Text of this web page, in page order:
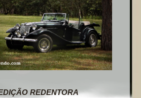
REDENTORA